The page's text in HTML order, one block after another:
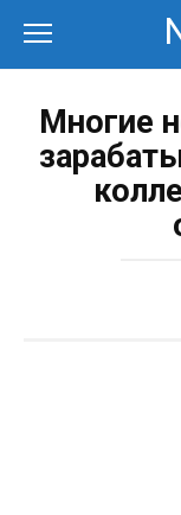
контенту
Многие